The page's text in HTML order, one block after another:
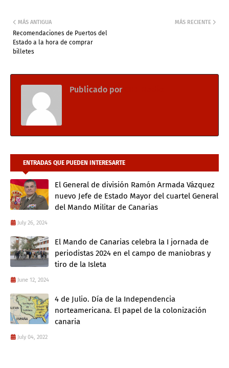
MÁS RECIENTE
MÁS ANTIGUA
​Recomendaciones de Puertos del
Estado a la hora de comprar
billetes
Publicado por
ENTRADAS QUE PUEDEN INTERESARTE
El General de división Ramón Armada Vázquez
nuevo Jefe de Estado Mayor del cuartel General
del Mando Militar de Canarias
July 26, 2024
El Mando de Canarias celebra la I jornada de
periodistas 2024 en el campo de maniobras y
tiro de la Isleta
June 12, 2024
4 de Julio. Día de la Independencia
norteamericana. El papel de la colonización
canaria
July 04, 2022